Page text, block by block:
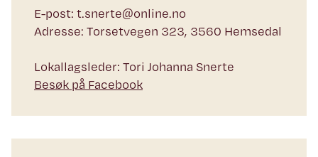
E-post: t.snerte@online.no
Adresse: Torsetvegen 323, 3560 Hemsedal
Lokallagsleder: Tori Johanna Snerte
Besøk på Facebook